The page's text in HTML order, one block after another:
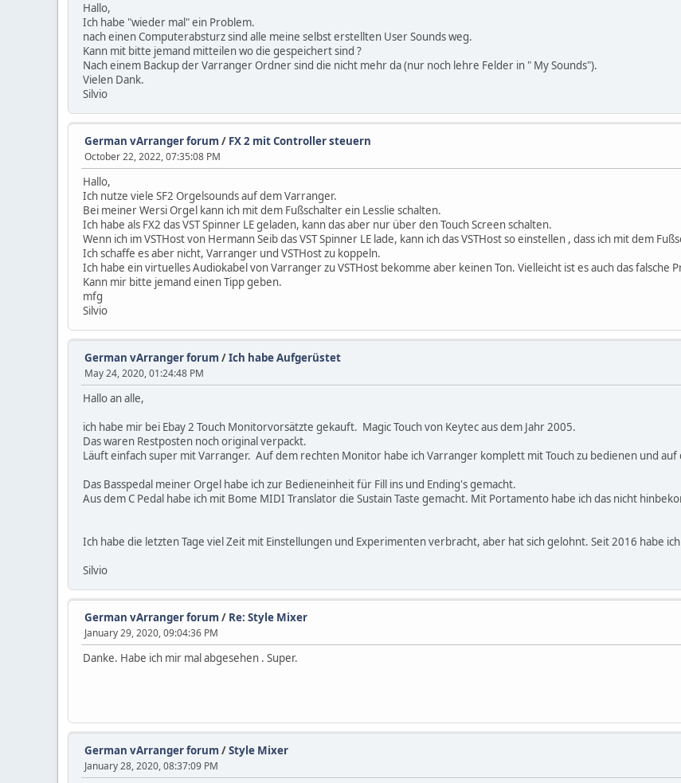
Hallo,
Ich habe "wieder mal" ein Problem.
nach einen Computerabsturz sind alle meine selbst erstellten User Sounds weg.
Kann mit bitte jemand mitteilen wo die gespeichert sind ?
Nach einem Backup der Varranger Ordner sind die nicht mehr da (nur noch lehre Felder in " My Sounds").
Vielen Dank.
Silvio
German vArranger forum / FX 2 mit Controller steuern
October 22, 2022, 07:35:08 PM
Hallo,
Ich nutze viele SF2 Orgelsounds auf dem Varranger.
Bei meiner Wersi Orgel kann ich mit dem Fußschalter ein Lesslie schalten.
Ich habe als FX2 das VST Spinner LE geladen, kann das aber nur über den Touch Screen schalten.
Wenn ich im VSTHost von Hermann Seib das VST Spinner LE lade, kann ich das VSTHost so einstellen , dass ich mit dem
Ich schaffe es aber nicht, Varranger und VSTHost zu koppeln.
Ich habe ein virtuelles Audiokabel von Varranger zu VSTHost bekomme aber keinen Ton. Vielleicht ist es auch das falsche
Kann mir bitte jemand einen Tipp geben.
mfg
Silvio
German vArranger forum /Ich habe Aufgerüstet
May 24, 2020, 01:24:48 PM
Hallo an alle,
ich habe mir bei Ebay 2 Touch Monitorvorsätzte gekauft. Magic Touch von Keytec aus dem Jahr 2005.
Das waren Restposten noch original verpackt.
Läuft einfach super mit Varranger. Auf dem rechten Monitor habe ich Varranger komplett mit Touch zu bedienen und
Das Basspedal meiner Orgel habe ich zur Bedieneinheit für Fill ins und Ending's gemacht.
Aus dem C Pedal habe ich mit Bome MIDI Translator die Sustain Taste gemacht. Mit Portamento habe ich das nicht
Ich habe die letzten Tage viel Zeit mit Einstellungen und Experimenten verbracht, aber hat sich gelohnt. Seit 2016 habe
Silvio
German vArranger forum / Re: Style Mixer
January 29, 2020, 09:04:36 PM
Danke. Habe ich mir mal abgesehen . Super.
German vArranger forum /Style Mixer
January 28, 2020, 08:37:09 PM